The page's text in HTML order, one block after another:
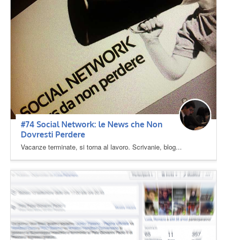
#74 Social Network: le News che Non
Dovresti Perdere
Vacanze terminate, si torna al lavoro. Scrivanie, blog...